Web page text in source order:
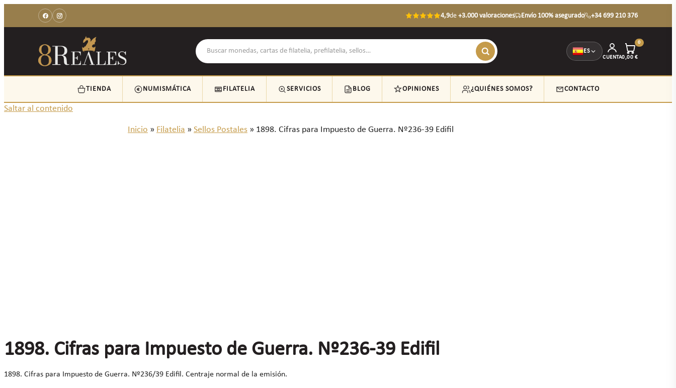
4,9de +3.000 valoraciones Envío 100% asegurado +34 699 210 376
ES
CUENTA
0
0,00 €
TIENDA NUMISMÁTICA FILATELIA SERVICIOS BLOG OPINIONES ¿QUIÉNES SOMOS? CONTACTO
Saltar al contenido
Inicio » Filatelia » Sellos Postales » 1898. Cifras para Impuesto de Guerra. Nº236-39 Edifil
1898. Cifras para Impuesto de Guerra. Nº236-39 Edifil
1898. Cifras para Impuesto de Guerra. Nº236/39 Edifil. Centraje normal de la emisión.